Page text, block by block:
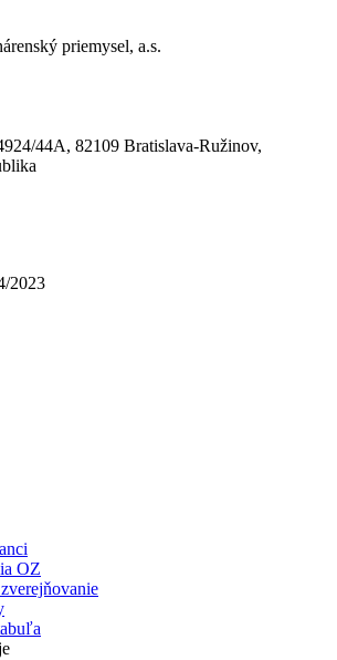
priemysel, a.s.
44A, 82109 Bratislava-Ružinov,
2023
OZ